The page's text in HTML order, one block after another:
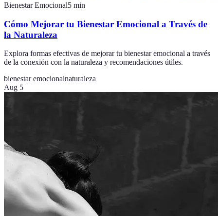
Bienestar Emocional5 min
Cómo Mejorar tu Bienestar Emocional a Través de
la Naturaleza
Explora formas efectivas de mejorar tu bienestar emocional a través
de la conexión con la naturaleza y recomendaciones útiles.
bienestar emocionalnaturaleza
Aug 5